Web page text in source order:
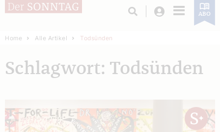
Login ABO
Home Alle Artikel Todsünden
Schlagwort: Todsünden